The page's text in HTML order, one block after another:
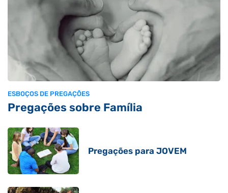
ESBOÇOS DE PREGAÇÕES
Pregações sobre Família
Pregações para JOVEM